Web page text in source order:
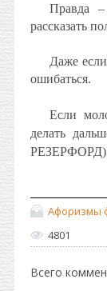
Правда
рассказать
Даже
ошибаться.
Если
делать
РЕЗЕРФОРД)
Афоризмы
4801
Всего